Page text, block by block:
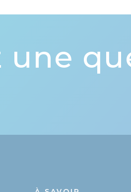
une